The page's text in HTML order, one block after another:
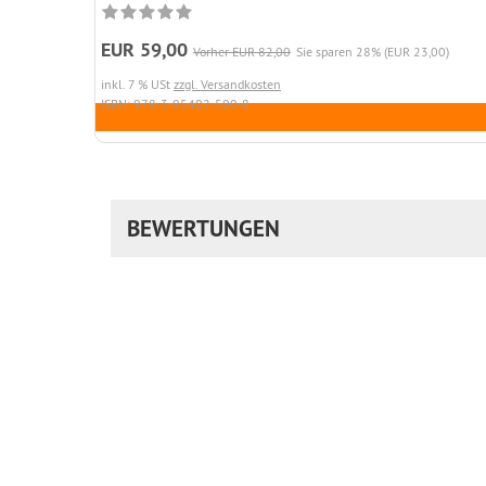
EUR 59,00 Vorher EUR 82,00 Sie sparen 28% (EUR 23,00)
inkl. 7 % USt zzgl. Versandkosten
ISBN: 978-3-95402-500-8
BEWERTUNGEN